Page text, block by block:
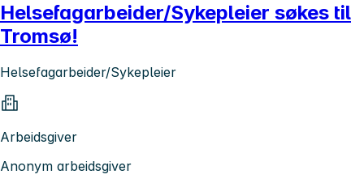
Helsefagarbeider/Sykepleier søkes til
Tromsø!
Helsefagarbeider/Sykepleier
Arbeidsgiver
Anonym arbeidsgiver